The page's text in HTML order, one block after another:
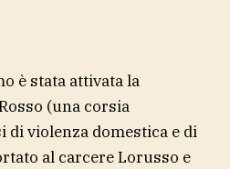
è stata attivata la
(una corsia
di violenza domestica e di
al carcere Lorusso e